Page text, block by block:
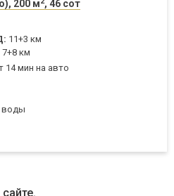
200 м , 46 сот
11+3 км
7+8 км
14 мин на авто
воды